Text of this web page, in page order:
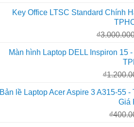
Key Office LTSC Standard Chính
₫
Màn hình Laptop DELL Inspiron 15
₫
Bản lề Laptop Acer Aspire 3 A315-55 -
Giá
₫